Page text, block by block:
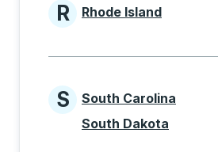
States
R Rhode Island
States
S
South Carolina
South Dakota